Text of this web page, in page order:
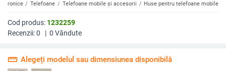
Telefoane Telefoane mobile și accesorii Huse pentru telefoane mobile
Cod produs: 1232259
Recenzii:0 | 0 Vândute
straighten Alegeți modelul sau dimensiunea disponibilă